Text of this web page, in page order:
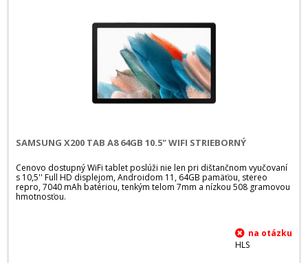
SAMSUNG X200 TAB A8 64GB 10.5" WIFI STRIEBORNÝ
Cenovo dostupný WiFi tablet poslúži nie len pri dištančnom vyučovaní
s 10,5'' Full HD displejom, Androidom 11, 64GB pamäťou, stereo
repro, 7040 mAh batériou, tenkým telom 7mm a nízkou 508 gramovou
hmotnosťou.
HLS